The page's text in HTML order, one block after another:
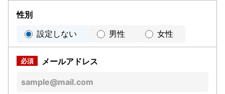
性別
設定しない
男性 女性
メールアドレス